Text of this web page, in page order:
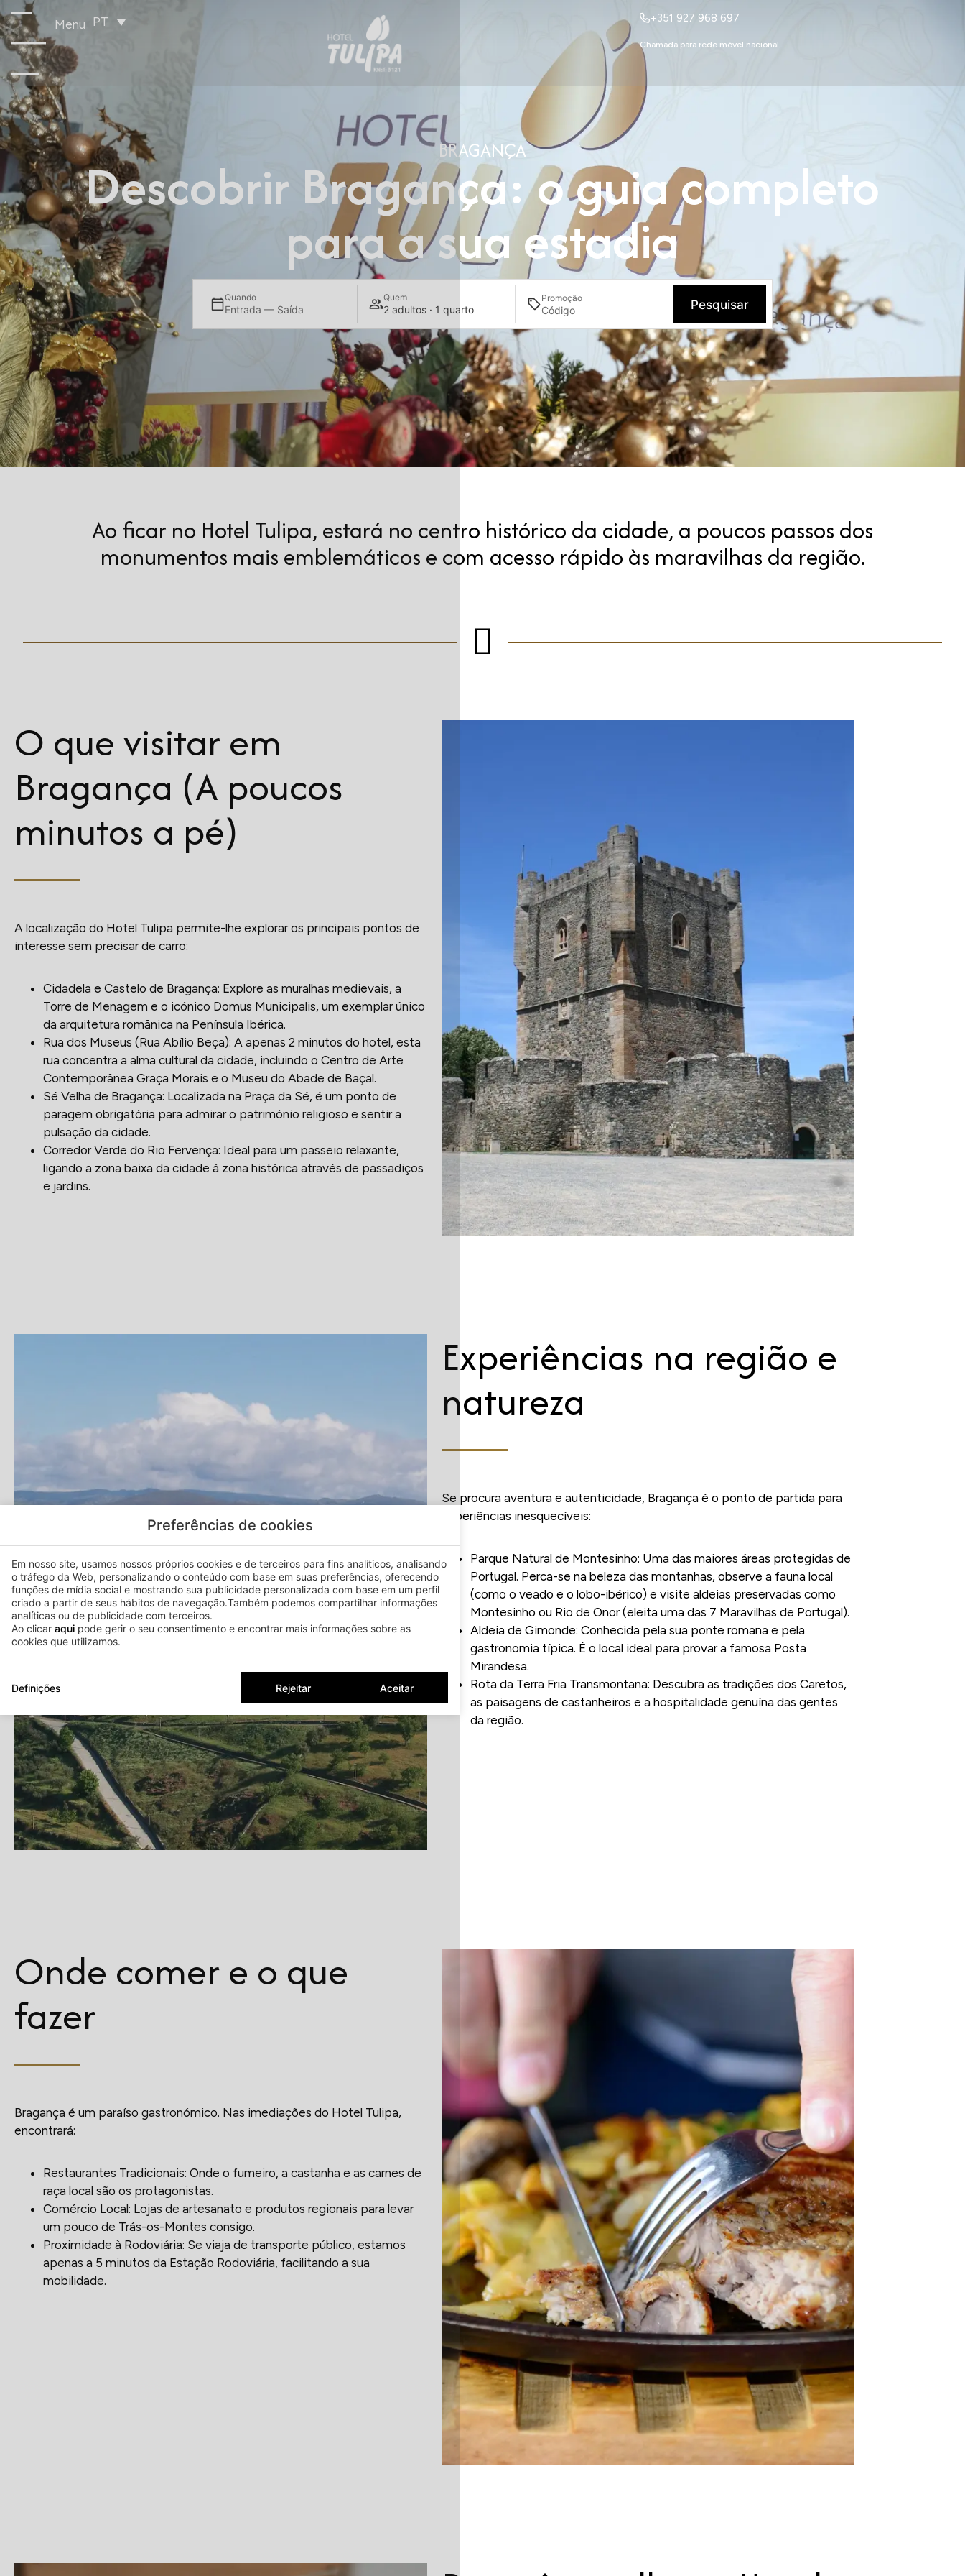
Menu PT +351 927 968 697
Chamada para rede móvel nacional
BRAGANÇA
Descobrir Bragança: o guia completo
para a sua estadia
Quando
Entrada — Saída
Quem
2 adultos · 1 quarto
Promoção Pesquisar
Ao ficar no Hotel Tulipa, estará no centro histórico da cidade, a poucos passos dos
monumentos mais emblemáticos e com acesso rápido às maravilhas da região.
O que visitar em
Bragança (A poucos
minutos a pé)
A localização do Hotel Tulipa permite-lhe explorar os principais pontos de
interesse sem precisar de carro:
Cidadela e Castelo de Bragança: Explore as muralhas medievais, a
Torre de Menagem e o icónico Domus Municipalis, um exemplar único
da arquitetura românica na Península Ibérica.
Rua dos Museus (Rua Abílio Beça): A apenas 2 minutos do hotel, esta
rua concentra a alma cultural da cidade, incluindo o Centro de Arte
Contemporânea Graça Morais e o Museu do Abade de Baçal.
Sé Velha de Bragança: Localizada na Praça da Sé, é um ponto de
paragem obrigatória para admirar o património religioso e sentir a
pulsação da cidade.
Corredor Verde do Rio Fervença: Ideal para um passeio relaxante,
ligando a zona baixa da cidade à zona histórica através de passadiços
e jardins.
Experiências na região e
natureza
Se procura aventura e autenticidade, Bragança é o ponto de partida para
experiências inesquecíveis:
Parque Natural de Montesinho: Uma das maiores áreas protegidas de
Portugal. Perca-se na beleza das montanhas, observe a fauna local
(como o veado e o lobo-ibérico) e visite aldeias preservadas como
Montesinho ou Rio de Onor (eleita uma das 7 Maravilhas de Portugal).
Aldeia de Gimonde: Conhecida pela sua ponte romana e pela
gastronomia típica. É o local ideal para provar a famosa Posta
Mirandesa.
Rota da Terra Fria Transmontana: Descubra as tradições dos Caretos,
as paisagens de castanheiros e a hospitalidade genuína das gentes
da região.
Onde comer e o que
fazer
Bragança é um paraíso gastronómico. Nas imediações do Hotel Tulipa,
encontrará:
Restaurantes Tradicionais: Onde o fumeiro, a castanha e as carnes de
raça local são os protagonistas.
Comércio Local: Lojas de artesanato e produtos regionais para levar
um pouco de Trás-os-Montes consigo.
Proximidade à Rodoviária: Se viaja de transporte público, estamos
apenas a 5 minutos da Estação Rodoviária, facilitando a sua
mobilidade.
Preferências de cookies
Em nosso site, usamos nossos próprios cookies e de terceiros para fins analíticos, analisando
o tráfego da Web, personalizando o conteúdo com base em suas preferências, oferecendo
funções de mídia social e mostrando sua publicidade personalizada com base em um perfil
criado a partir de seus hábitos de navegação.Também podemos compartilhar informações
analíticas ou de publicidade com terceiros.
Ao clicar aqui pode gerir o seu consentimento e encontrar mais informações sobre as
cookies que utilizamos.
Definições Rejeitar Aceitar